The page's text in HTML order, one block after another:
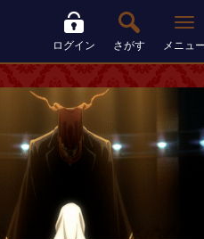
ログイン さがす メニュー